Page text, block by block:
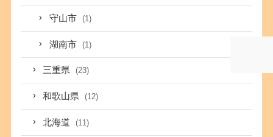
守山市 (1)
湖南市 (1)
三重県 (23)
和歌山県 (12)
北海道 (11)